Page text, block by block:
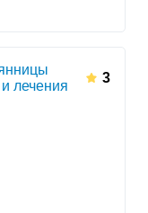
лечения
3